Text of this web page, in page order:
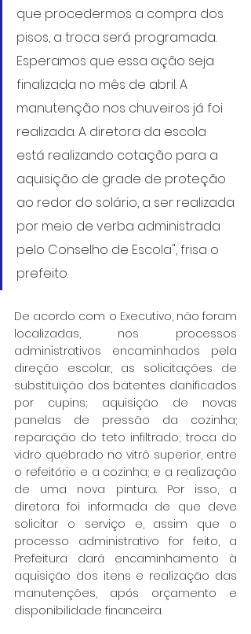
que procedermos a compra dos
pisos, a troca será programada.
Esperamos que essa ação seja
finalizada no mês de abril. A
manutenção nos chuveiros já foi
realizada. A diretora da escola
está realizando cotação para a
aquisição de grade de proteção
ao redor do solário, a ser realizada
por meio de verba administrada
pelo Conselho de Escola", frisa o
prefeito.
De acordo com o Executivo, não foram
localizadas, nos processos
administrativos encaminhados pela
direção escolar, as solicitações de
substituição dos batentes danificados
por cupins; aquisição de novas
panelas de pressão da cozinha;
reparação do teto infiltrado; troca do
vidro quebrado no vitrô superior, entre
o refeitório e a cozinha; e a realização
de uma nova pintura. Por isso, a
diretora foi informada de que deve
solicitar o serviço e, assim que o
processo administrativo for feito, a
Prefeitura dará encaminhamento à
aquisição dos itens e realização das
manutenções, após orçamento e
disponibilidade financeira.